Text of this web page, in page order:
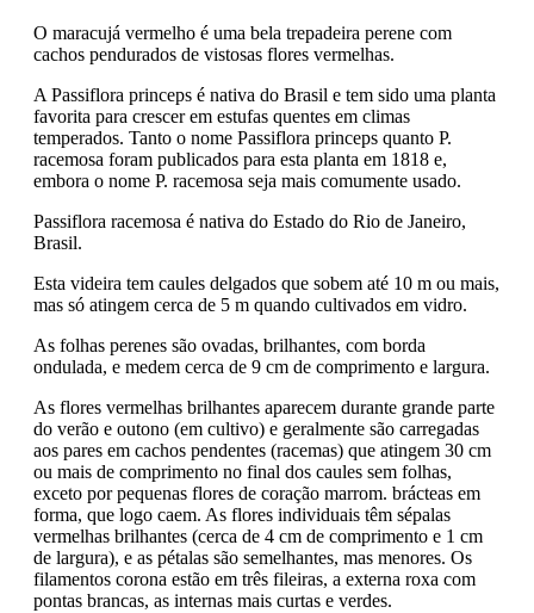
O maracujá vermelho é uma bela trepadeira perene com
cachos pendurados de vistosas flores vermelhas.
A Passiflora princeps é nativa do Brasil e tem sido uma planta
favorita para crescer em estufas quentes em climas
temperados. Tanto o nome Passiflora princeps quanto P.
racemosa foram publicados para esta planta em 1818 e,
embora o nome P. racemosa seja mais comumente usado.
Passiflora racemosa é nativa do Estado do Rio de Janeiro,
Brasil.
Esta videira tem caules delgados que sobem até 10 m ou mais,
mas só atingem cerca de 5 m quando cultivados em vidro.
As folhas perenes são ovadas, brilhantes, com borda
ondulada, e medem cerca de 9 cm de comprimento e largura.
As flores vermelhas brilhantes aparecem durante grande parte
do verão e outono (em cultivo) e geralmente são carregadas
aos pares em cachos pendentes (racemas) que atingem 30 cm
ou mais de comprimento no final dos caules sem folhas,
exceto por pequenas flores de coração marrom. brácteas em
forma, que logo caem. As flores individuais têm sépalas
vermelhas brilhantes (cerca de 4 cm de comprimento e 1 cm
de largura), e as pétalas são semelhantes, mas menores. Os
filamentos corona estão em três fileiras, a externa roxa com
pontas brancas, as internas mais curtas e verdes.